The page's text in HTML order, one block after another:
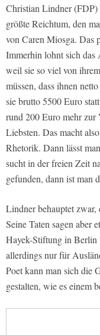
Christian Lindner (FDP)
größte Reichtum, den
von Caren Miosga. Das
Immerhin lohnt sich das
weil sie so viel von
müssen, dass ihnen
sie brutto 5500 Euro
rund 200 Euro mehr
Liebsten. Das macht
Rhetorik. Dann lässt
sucht in der freien Zeit
gefunden, dann ist man
Lindner behauptet zwar,
Seine Taten sagen aber
Hayek-Stiftung in Berlin
allerdings nur für
Poet kann man sich die
gestalten, wie es einem